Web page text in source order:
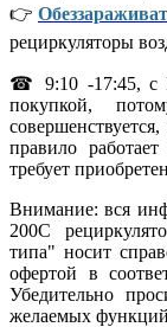
👉
рециркуляторы
☎ 9:10 -17:45, с
покупкой,
правило
требует
Внимание: вся
200С
типа" носит
офертой в
Убедительно
желаемых